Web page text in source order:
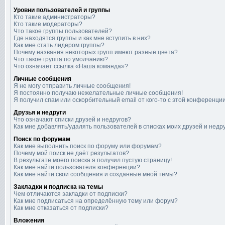
Уровни пользователей и группы
Кто такие администраторы?
Кто такие модераторы?
Что такое группы пользователей?
Где находятся группы и как мне вступить в них?
Как мне стать лидером группы?
Почему названия некоторых групп имеют разные цвета?
Что такое группа по умолчанию?
Что означает ссылка «Наша команда»?
Личные сообщения
Я не могу отправить личные сообщения!
Я постоянно получаю нежелательные личные сообщения!
Я получил спам или оскорбительный email от кого-то с этой
Друзья и недруги
Что означают списки друзей и недругов?
Как мне добавлять/удалять пользователей в списках моих друзей и
Поиск по форумам
Как мне выполнить поиск по форуму или форумам?
Почему мой поиск не даёт результатов?
В результате моего поиска я получил пустую страницу!
Как мне найти пользователя конференции?
Как мне найти свои сообщения и созданные мной темы?
Закладки и подписка на темы
Чем отличаются закладки от подписки?
Как мне подписаться на определённую тему или форум?
Как мне отказаться от подписки?
Вложения